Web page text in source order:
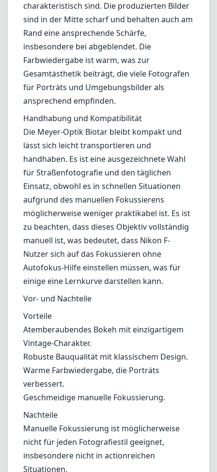
charakteristisch sind. Die produzierten Bilder
sind in der Mitte scharf und behalten auch am
Rand eine ansprechende Schärfe,
insbesondere bei abgeblendet. Die
Farbwiedergabe ist warm, was zur
Gesamtästhetik beiträgt, die viele Fotografen
für Porträts und Umgebungsbilder als
ansprechend empfinden.
Handhabung und Kompatibilität
Die Meyer-Optik Biotar bleibt kompakt und
lässt sich leicht transportieren und
handhaben. Es ist eine ausgezeichnete Wahl
für Straßenfotografie und den täglichen
Einsatz, obwohl es in schnellen Situationen
aufgrund des manuellen Fokussierens
möglicherweise weniger praktikabel ist. Es ist
zu beachten, dass dieses Objektiv vollständig
manuell ist, was bedeutet, dass Nikon F-
Nutzer sich auf das Fokussieren ohne
Autofokus-Hilfe einstellen müssen, was für
einige eine Lernkurve darstellen kann.
Vor- und Nachteile
Vorteile
Atemberaubendes Bokeh mit einzigartigem
Vintage-Charakter.
Robuste Bauqualität mit klassischem Design.
Warme Farbwiedergabe, die Porträts
verbessert.
Geschmeidige manuelle Fokussierung.
Nachteile
Manuelle Fokussierung ist möglicherweise
nicht für jeden Fotografiestil geeignet,
insbesondere nicht in actionreichen
Situationen.